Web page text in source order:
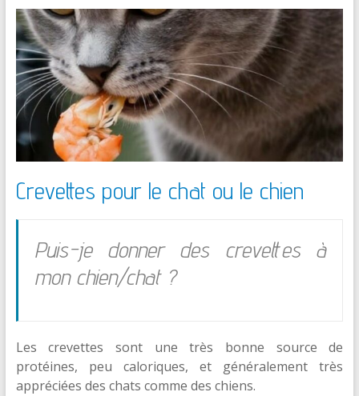
Crevettes pour le chat ou le chien
Puis-je donner des crevettes à
mon chien/chat ?
Les crevettes sont une très bonne source de
protéines, peu caloriques, et généralement très
appréciées des chats comme des chiens.